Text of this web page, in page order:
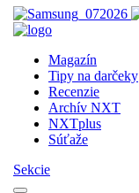
Magazín
Tipy na darčeky
Recenzie
Archív NXT
NXTplus
Súťaže
Sekcie